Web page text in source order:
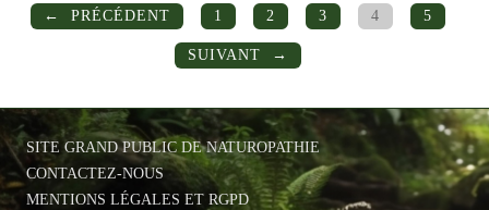
PRÉCÉDENT 1 2 3 4 5
SUIVANT
SITE GRAND PUBLIC DE NATUROPATHIE
CONTACTEZ-NOUS
MENTIONS LÉGALES ET RGPD